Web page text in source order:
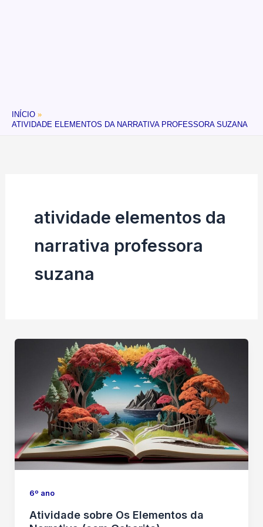
INÍCIO
ATIVIDADE ELEMENTOS DA NARRATIVA PROFESSORA SUZANA
atividade elementos da
narrativa professora
suzana
6º ano
Atividade sobre Os Elementos da